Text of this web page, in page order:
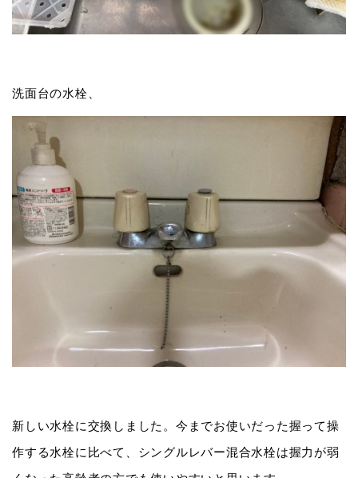
洗面台の水栓、
新しい水栓に交換しました。今までお使いだった握って操
作する水栓に比べて、シングルレバー混合水栓は握力が弱